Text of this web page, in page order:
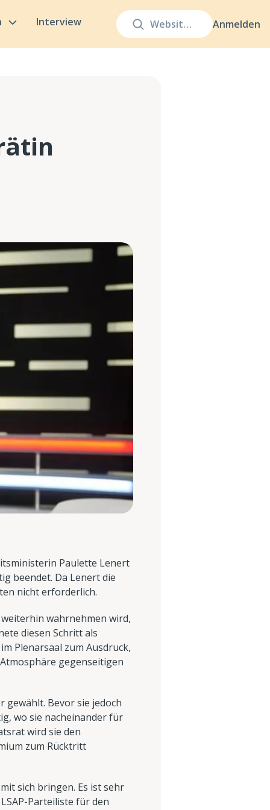
Anmelden
Interview
Paulette Lenert
beendet. Da Lenert die
nicht erforderlich.
wahrnehmen wird,
diesen Schritt als
Plenarsaal zum Ausdruck,
gegenseitigen
gewählt. Bevor sie jedoch
wo sie nacheinander für
wird sie den
zum Rücktritt
sich bringen. Es ist sehr
Parteiliste für den